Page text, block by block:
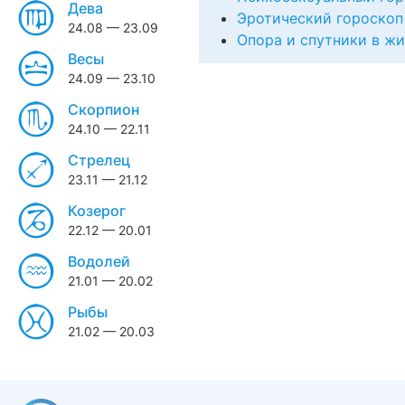
Дева
24.08 — 23.09
Весы
24.09 — 23.10
Скорпион
24.10 — 22.11
Стрелец
23.11 — 21.12
Козерог
22.12 — 20.01
Водолей
21.01 — 20.02
Рыбы
21.02 — 20.03
Эротический гороскоп
Опора и спутники в